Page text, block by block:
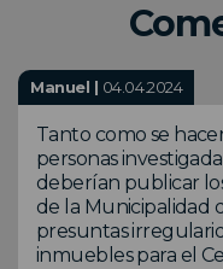
Manuel | 04.04.2024
Tanto como se
personas
deberían publicar
de la Municipalidad
presuntas
inmuebles para el